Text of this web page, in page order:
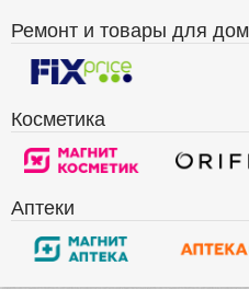
Ремонт и товары для
Косметика
Аптеки